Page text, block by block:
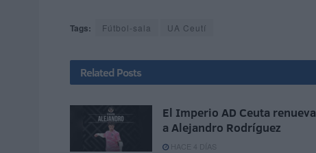
Tags: Fútbol-sala UA Ceutí
Related Posts
El Imperio AD Ceuta renueva
a Alejandro Rodríguez
HACE 4 DÍAS